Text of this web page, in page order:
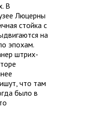
В
Люцерны
стойка с
на
эпохам.
штрих-
что там
было в